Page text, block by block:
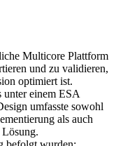
Multicore Plattform
und zu validieren,
optimiert ist.
unter einem ESA
umfasste sowohl
als auch